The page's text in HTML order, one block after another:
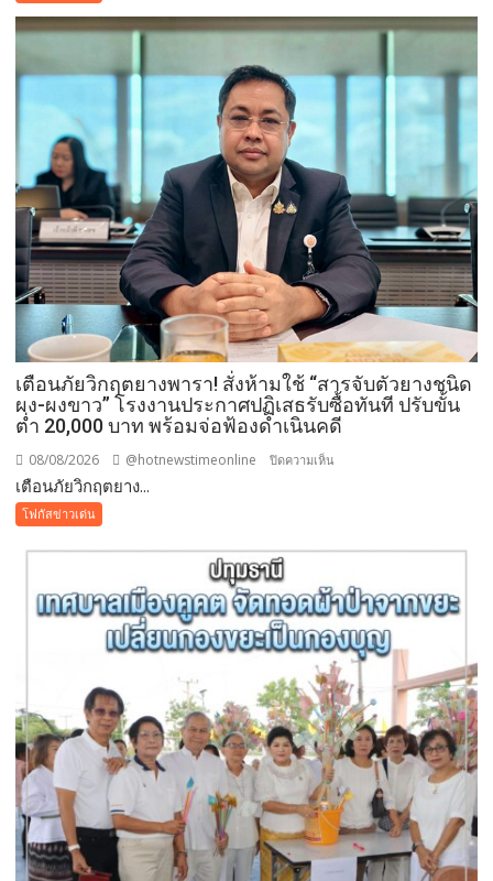
ประดิษฐาน
มหกรรม
สวน
อุดรธานี
2569
เปิด
พื้นที่
ศรัทธา
คู่
ขนาน
มหกรรม
พืช
สวน
เตือนภัยวิกฤตยางพารา! สั่งห้ามใช้ “สารจับตัวยางชนิด
ผง-ผงขาว” โรงงานประกาศปฏิเสธรับซื้อทันที ปรับขั้น
ต่ำ 20,000 บาท พร้อมจ่อฟ้องดำเนินคดี
08/08/2026 @hotnewstimeonline ปิดความเห็น
ยางพารา!
ห้าม
ใช้
“สาร
จับ
ตัว
ยาง
ชนิด
ผง-
ผงขาว”
โรงงาน
ประกาศ
ปฏิเสธ
เตือนภัยวิกฤตยาง...
โฟกัสข่าวเด่น